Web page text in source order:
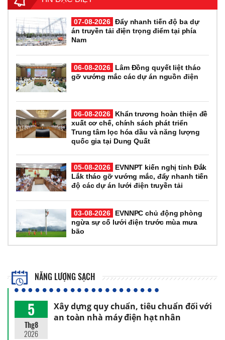
07-08-2026 Đẩy nhanh tiến độ ba dự
án truyền tải điện trọng điểm tại phía
Nam
06-08-2026
Lâm Đồng quyết liệt tháo
gỡ vướng mắc các dự án nguồn điện
06-08-2026
Khẩn trương hoàn thiện đề
xuất cơ chế, chính sách phát triển
Trung tâm lọc hóa dầu và năng lượng
quốc gia tại Dung Quất
05-08-2026
EVNNPT kiến nghị tỉnh Đắk
Lắk tháo gỡ vướng mắc, đẩy nhanh tiến
độ các dự án lưới điện truyền tải
03-08-2026
EVNNPC chủ động phòng
ngừa sự cố lưới điện trước mùa mưa
bão
NĂNG LƯỢNG SẠCH
5
Thg8
2026
Xây dựng quy chuẩn, tiêu chuẩn đối với
an toàn nhà máy điện hạt nhân